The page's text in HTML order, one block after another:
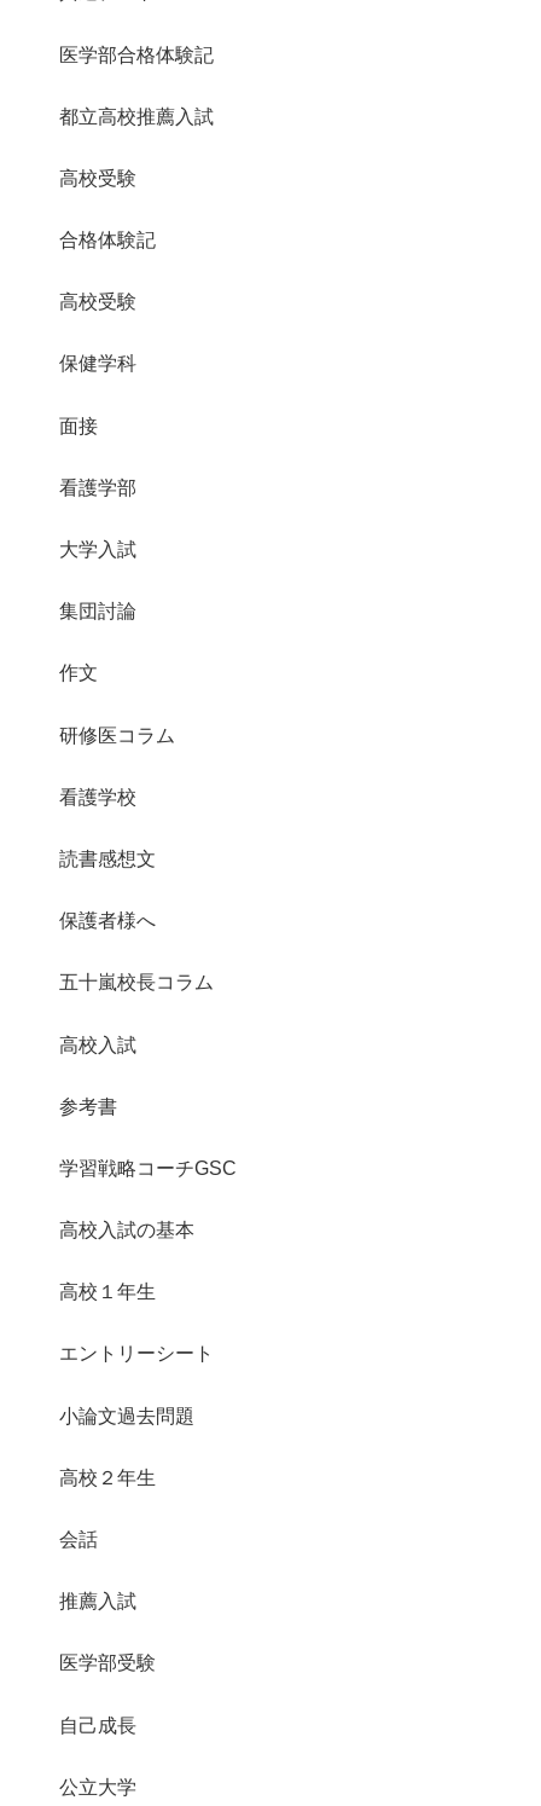
医学部合格体験記
都立高校推薦入試
高校受験
合格体験記
高校受験
保健学科
面接
看護学部
大学入試
集団討論
作文
研修医コラム
看護学校
読書感想文
保護者様へ
五十嵐校長コラム
高校入試
参考書
学習戦略コーチGSC
高校入試の基本
高校１年生
エントリーシート
小論文過去問題
高校２年生
会話
推薦入試
医学部受験
自己成長
公立大学